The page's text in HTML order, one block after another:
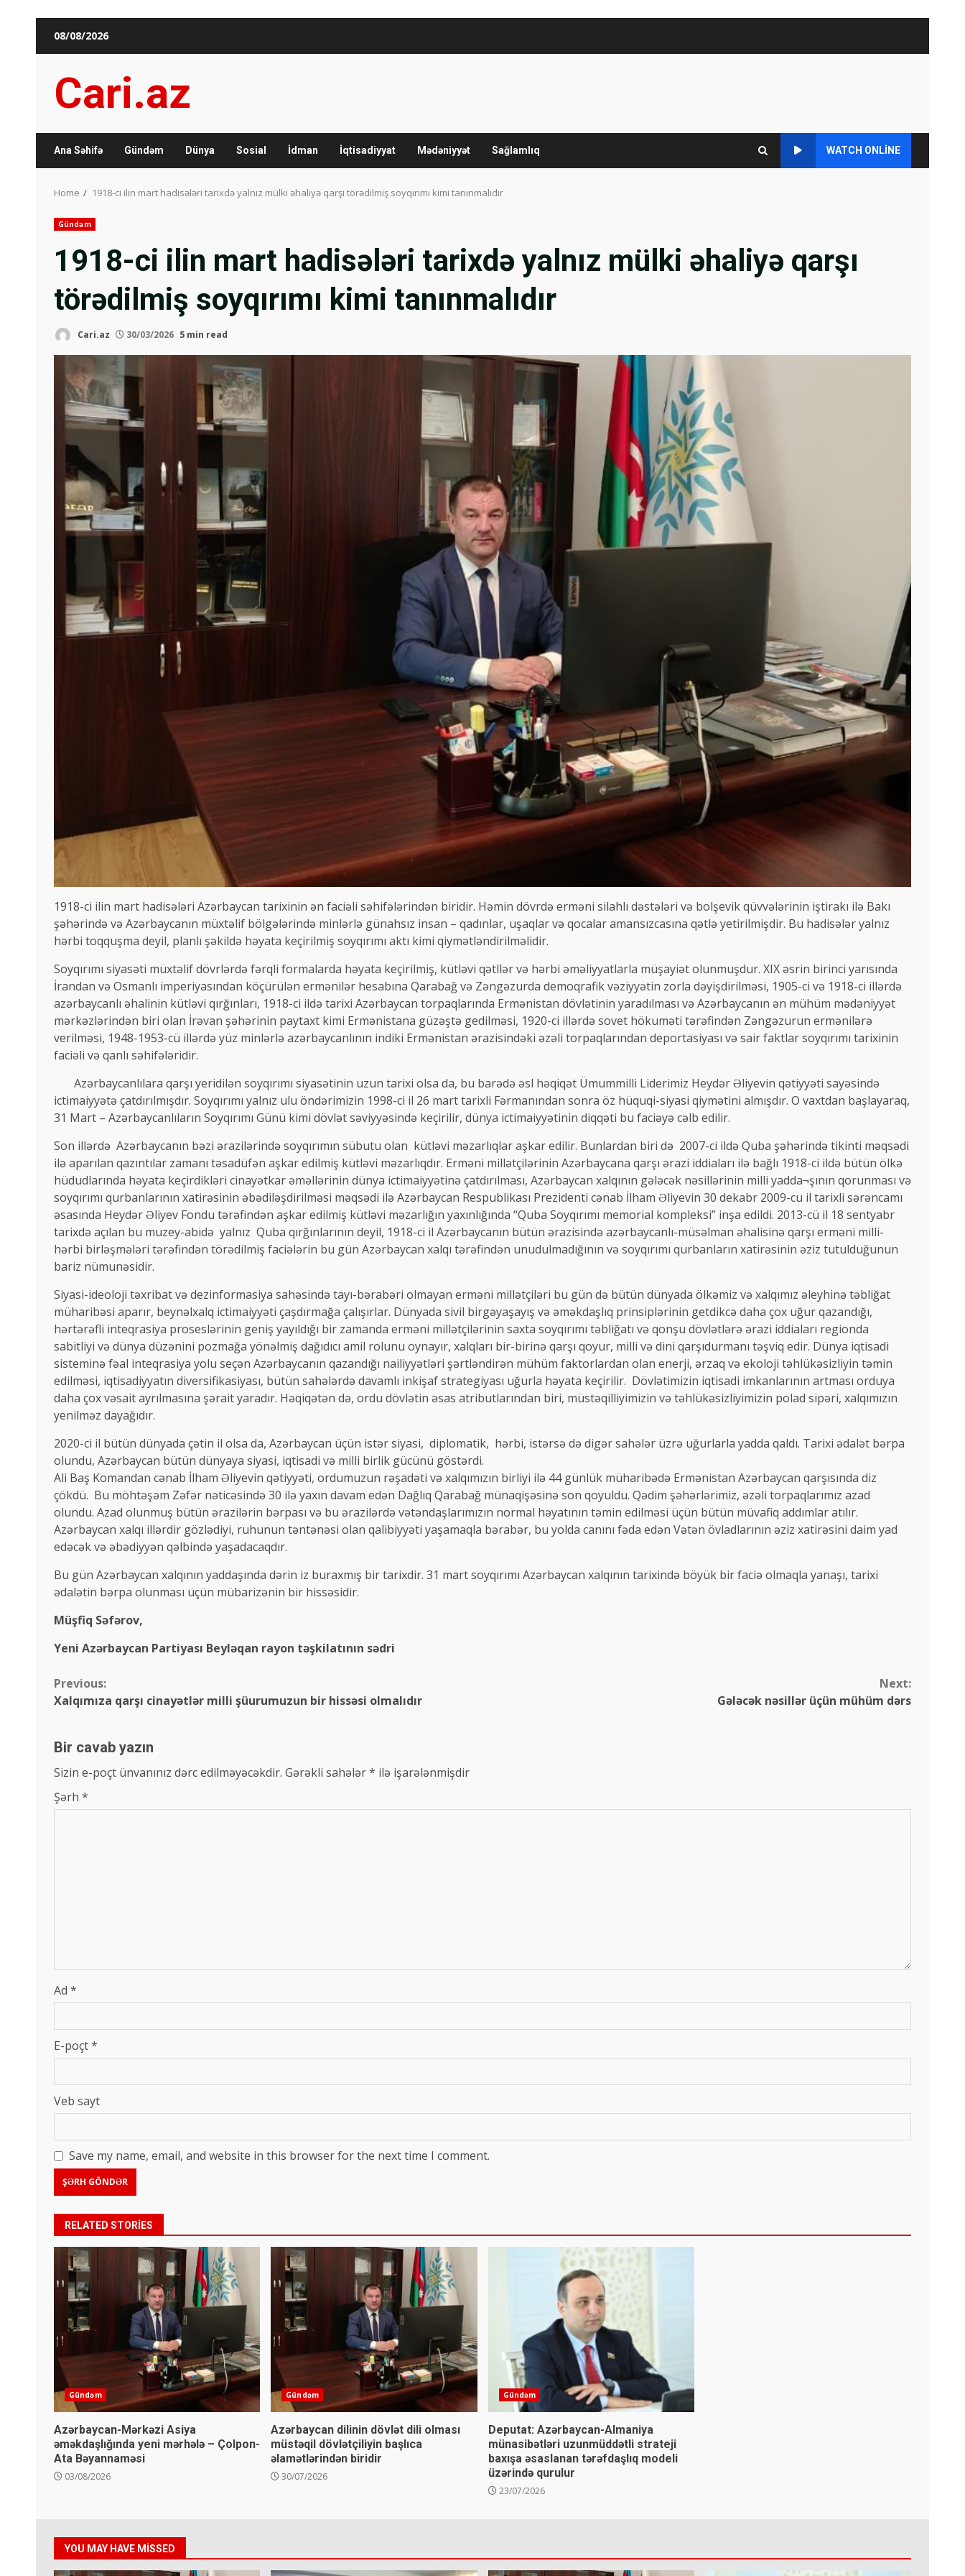
08/08/2026
Cari.az
Ana Səhifə Gündəm Dünya Sosial İdman İqtisadiyyat Mədəniyyət Sağlamlıq WATCH ONLINE
Home 1918-ci ilin mart hadisələri tarixdə yalnız mülki əhaliyə qarşı törədilmiş soyqırımı kimi tanınmalıdır
Gündəm
1918-ci ilin mart hadisələri tarixdə yalnız mülki əhaliyə qarşı
törədilmiş soyqırımı kimi tanınmalıdır
Cari.az 30/03/2026 5 min read
1918-ci ilin mart hadisələri Azərbaycan tarixinin ən faciəli səhifələrindən biridir. Həmin dövrdə erməni silahlı dəstələri və bolşevik qüvvələrinin iştirakı ilə Bakı
şəhərində və Azərbaycanın müxtəlif bölgələrində minlərlə günahsız insan – qadınlar, uşaqlar və qocalar amansızcasına qətlə yetirilmişdir. Bu hadisələr yalnız
hərbi toqquşma deyil, planlı şəkildə həyata keçirilmiş soyqırımı aktı kimi qiymətləndirilməlidir.
Soyqırımı siyasəti müxtəlif dövrlərdə fərqli formalarda həyata keçirilmiş, kütləvi qətllər və hərbi əməliyyatlarla müşayiət olunmuşdur. XIX əsrin birinci yarısında
İrandan və Osmanlı imperiyasından köçürülən ermənilər hesabına Qarabağ və Zəngəzurda demoqrafik vəziyyətin zorla dəyişdirilməsi, 1905-ci və 1918-ci illərdə
azərbaycanlı əhalinin kütləvi qırğınları, 1918-ci ildə tarixi Azərbaycan torpaqlarında Ermənistan dövlətinin yaradılması və Azərbaycanın ən mühüm mədəniyyət
mərkəzlərindən biri olan İrəvan şəhərinin paytaxt kimi Ermənistana güzəştə gedilməsi, 1920-ci illərdə sovet hökuməti tərəfindən Zəngəzurun ermənilərə
verilməsi, 1948-1953-cü illərdə yüz minlərlə azərbaycanlının indiki Ermənistan ərazisindəki əzəli torpaqlarından deportasiyası və sair faktlar soyqırımı tarixinin
faciəli və qanlı səhifələridir.
Azərbaycanlılara qarşı yeridilən soyqırımı siyasətinin uzun tarixi olsa da, bu barədə əsl həqiqət Ümummilli Liderimiz Heydər Əliyevin qətiyyəti sayəsində
ictimaiyyətə çatdırılmışdır. Soyqırımı yalnız ulu öndərimizin 1998-ci il 26 mart tarixli Fərmanından sonra öz hüquqi-siyasi qiymətini almışdır. O vaxtdan başlayaraq,
31 Mart – Azərbaycanlıların Soyqırımı Günü kimi dövlət səviyyəsində keçirilir, dünya ictimaiyyətinin diqqəti bu faciəyə cəlb edilir.
Son illərdə Azərbaycanın bəzi ərazilərində soyqırımın sübutu olan kütləvi məzarlıqlar aşkar edilir. Bunlardan biri də 2007-ci ildə Quba şəhərində tikinti məqsədi
ilə aparılan qazıntılar zamanı təsadüfən aşkar edilmiş kütləvi məzarlıqdır. Erməni millətçilərinin Azərbaycana qarşı ərazi iddiaları ilə bağlı 1918-ci ildə bütün ölkə
hüdudlarında həyata keçirdikləri cinayətkar əməllərinin dünya ictimaiyyətinə çatdırılması, Azərbaycan xalqının gələcək nəsillərinin milli yadda¬şının qorunması və
soyqırımı qurbanlarının xatirəsinin əbədiləşdirilməsi məqsədi ilə Azərbaycan Respublikası Prezidenti cənab İlham Əliyevin 30 dekabr 2009-cu il tarixli sərəncamı
əsasında Heydər Əliyev Fondu tərəfindən aşkar edilmiş kütləvi məzarlığın yaxınlığında “Quba Soyqırımı memorial kompleksi” inşa edildi. 2013-cü il 18 sentyabr
tarixdə açılan bu muzey-abidə yalnız Quba qırğınlarının deyil, 1918-ci il Azərbaycanın bütün ərazisində azərbaycanlı-müsəlman əhalisinə qarşı erməni milli-
hərbi birləşmələri tərəfindən törədilmiş faciələrin bu gün Azərbaycan xalqı tərəfindən unudulmadığının və soyqırımı qurbanların xatirəsinin əziz tutulduğunun
bariz nümunəsidir.
Siyasi-ideoloji təxribat və dezinformasiya sahəsində tayı-bərabəri olmayan erməni millətçiləri bu gün də bütün dünyada ölkəmiz və xalqımız əleyhinə təbliğat
müharibəsi aparır, beynəlxalq ictimaiyyəti çaşdırmağa çalışırlar. Dünyada sivil birgəyaşayış və əməkdaşlıq prinsiplərinin getdikcə daha çox uğur qazandığı,
hərtərəfli inteqrasiya proseslərinin geniş yayıldığı bir zamanda erməni millətçilərinin saxta soyqırımı təbliğatı və qonşu dövlətlərə ərazi iddiaları regionda
sabitliyi və dünya düzənini pozmağa yönəlmiş dağıdıcı amil rolunu oynayır, xalqları bir-birinə qarşı qoyur, milli və dini qarşıdurmanı təşviq edir. Dünya iqtisadi
sisteminə fəal inteqrasiya yolu seçən Azərbaycanın qazandığı nailiyyətləri şərtləndirən mühüm faktorlardan olan enerji, ərzaq və ekoloji təhlükəsizliyin təmin
edilməsi, iqtisadiyyatın diversifikasiyası, bütün sahələrdə davamlı inkişaf strategiyası uğurla həyata keçirilir. Dövlətimizin iqtisadi imkanlarının artması orduya
daha çox vəsait ayrılmasına şərait yaradır. Həqiqətən də, ordu dövlətin əsas atributlarından biri, müstəqilliyimizin və təhlükəsizliyimizin polad sipəri, xalqımızın
yenilməz dayağıdır.
2020-ci il bütün dünyada çətin il olsa da, Azərbaycan üçün istər siyasi, diplomatik, hərbi, istərsə də digər sahələr üzrə uğurlarla yadda qaldı. Tarixi ədalət bərpa
olundu, Azərbaycan bütün dünyaya siyasi, iqtisadi və milli birlik gücünü göstərdi.
Ali Baş Komandan cənab İlham Əliyevin qətiyyəti, ordumuzun rəşadəti və xalqımızın birliyi ilə 44 günlük müharibədə Ermənistan Azərbaycan qarşısında diz
çökdü. Bu möhtəşəm Zəfər nəticəsində 30 ilə yaxın davam edən Dağlıq Qarabağ münaqişəsinə son qoyuldu. Qədim şəhərlərimiz, əzəli torpaqlarımız azad
olundu. Azad olunmuş bütün ərazilərin bərpası və bu ərazilərdə vətəndaşlarımızın normal həyatının təmin edilməsi üçün bütün müvafiq addımlar atılır.
Azərbaycan xalqı illərdir gözlədiyi, ruhunun təntənəsi olan qalibiyyəti yaşamaqla bərabər, bu yolda canını fəda edən Vətən övladlarının əziz xatirəsini daim yad
edəcək və əbədiyyən qəlbində yaşadacaqdır.
Bu gün Azərbaycan xalqının yaddaşında dərin iz buraxmış bir tarixdir. 31 mart soyqırımı Azərbaycan xalqının tarixində böyük bir faciə olmaqla yanaşı, tarixi
ədalətin bərpa olunması üçün mübarizənin bir hissəsidir.
Müşfiq Səfərov,
Yeni Azərbaycan Partiyası Beyləqan rayon təşkilatının sədri
Continue
Reading
Previous:
Xalqımıza qarşı cinayətlər milli şüurumuzun bir hissəsi olmalıdır
Next:
Gələcək nəsillər üçün mühüm dərs
Bir cavab yazın
Sizin e-poçt ünvanınız dərc edilməyəcəkdir. Gərəkli sahələr* ilə işarələnmişdir
Şərh *
Ad *
E-poçt*
Veb sayt
Save my name, email, and website in this browser for the next time I comment.
RELATED STORIES
Gündəm
Azərbaycan-Mərkəzi Asiya
əməkdaşlığında yeni mərhələ – Çolpon-
Ata Bəyannaməsi
03/08/2026
Gündəm
Azərbaycan dilinin dövlət dili olması
müstəqil dövlətçiliyin başlıca
əlamətlərindən biridir
30/07/2026
Gündəm
Deputat: Azərbaycan-Almaniya
münasibətləri uzunmüddətli strateji
baxışa əsaslanan tərəfdaşlıq modeli
üzərində qurulur
23/07/2026
YOU MAY HAVE MISSED